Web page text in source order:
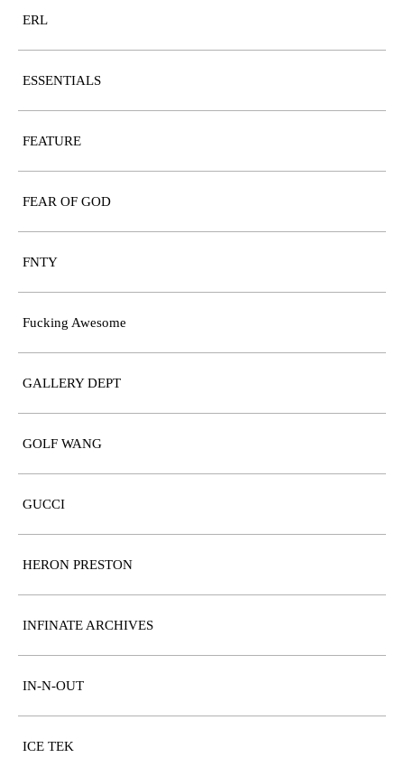
ERL
ESSENTIALS
FEATURE
FEAR OF GOD
FNTY
Fucking Awesome
GALLERY DEPT
GOLF WANG
GUCCI
HERON PRESTON
INFINATE ARCHIVES
IN-N-OUT
ICE TEK